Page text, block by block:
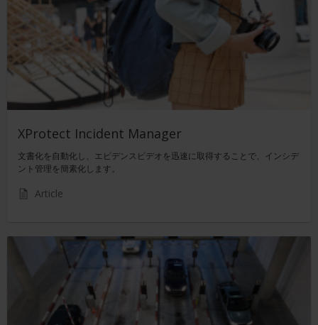
XProtect Incident Manager
文書化を自動化し、エビデンスビデオを迅速に取得することで、インシデ
ント管理を簡素化します。
Article